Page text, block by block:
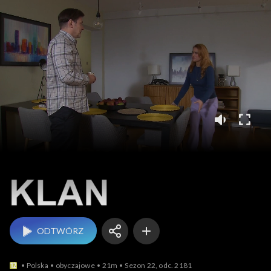
ODTWÓRZ
Polska obyczajowe 21m Sezon 22, odc. 2181